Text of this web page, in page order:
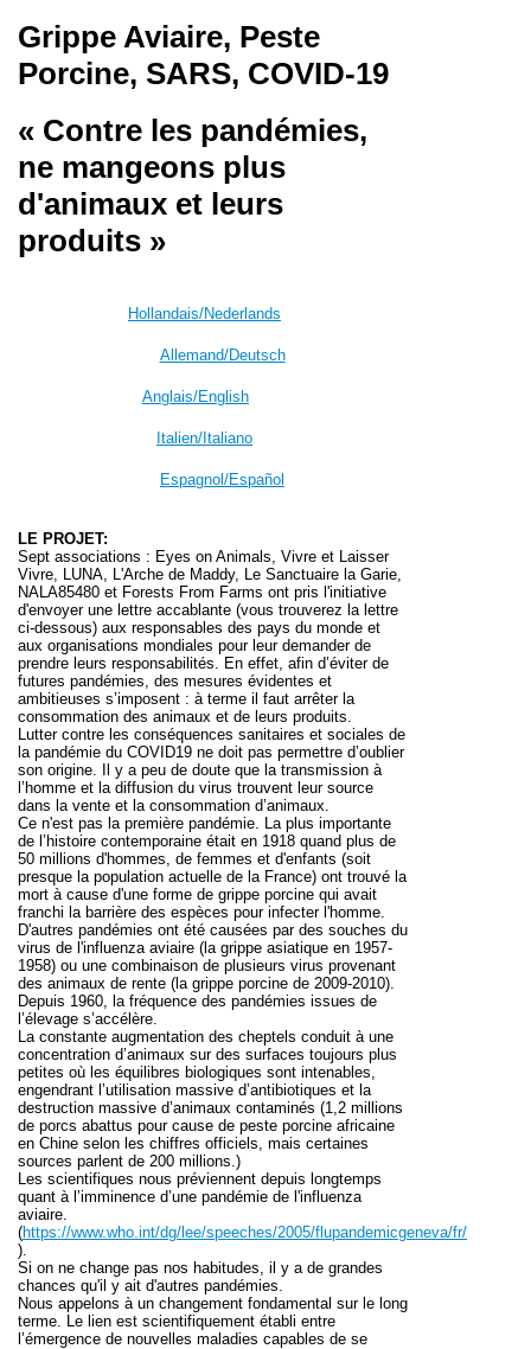
Grippe Aviaire, Peste
Porcine, SARS, COVID-19
« Contre les pandémies,
ne mangeons plus
d'animaux et leurs
produits »
Hollandais/Nederlands
Allemand/Deutsch
Anglais/English
Italien/Italiano
Espagnol/Español
LE PROJET:
Sept associations : Eyes on Animals, Vivre et Laisser
Vivre, LUNA, L'Arche de Maddy, Le Sanctuaire la Garie,
NALA85480 et Forests From Farms ont pris l'initiative
d'envoyer une lettre accablante (vous trouverez la lettre
ci-dessous) aux responsables des pays du monde et
aux organisations mondiales pour leur demander de
prendre leurs responsabilités. En effet, afin d’éviter de
futures pandémies, des mesures évidentes et
ambitieuses s’imposent : à terme il faut arrêter la
consommation des animaux et de leurs produits.
Lutter contre les conséquences sanitaires et sociales de
la pandémie du COVID19 ne doit pas permettre d’oublier
son origine. Il y a peu de doute que la transmission à
l’homme et la diffusion du virus trouvent leur source
dans la vente et la consommation d’animaux.
Ce n'est pas la première pandémie.
La plus importante
de l’histoire contemporaine était en 1918 quand plus de
50 millions d'hommes, de femmes et d'enfants (soit
presque la population actuelle de la France) ont trouvé la
mort à cause d'une forme de grippe porcine qui avait
franchi la barrière des espèces pour infecter l'homme.
D'autres pandémies ont été causées par des souches du
virus de l'influenza aviaire (la grippe asiatique en 1957-
1958) ou une combinaison de plusieurs virus provenant
des animaux de rente (la grippe porcine de 2009-2010).
Depuis 1960, la fréquence des pandémies issues de
l’élevage s’accélère.
La constante augmentation des cheptels conduit à une
concentration d’animaux sur des surfaces toujours plus
petites où les équilibres biologiques sont intenables,
engendrant l’utilisation massive d’antibiotiques et la
destruction massive d’animaux contaminés (1,2 millions
de porcs abattus pour cause de peste porcine africaine
en Chine selon les chiffres officiels, mais certaines
sources parlent de 200 millions.)
Les scientifiques nous préviennent depuis longtemps
quant à l’imminence d’une pandémie de l'influenza
aviaire.
(https://www.who.int/dg/lee/speeches/2005/flupandemicgeneva/fr/
).
Si on ne change pas nos habitudes, il y a de grandes
chances qu'il y ait d'autres pandémies.
Nous appelons à un changement fondamental sur le long
terme.
Le lien est scientifiquement établi entre
l’émergence de nouvelles maladies capables de se